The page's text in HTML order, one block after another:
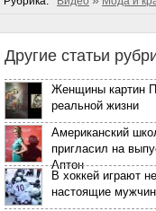
Другие статьи
Женщины картин
реальной жизни
Американский
пригласил на
Аптон
В хоккей играют
настоящие